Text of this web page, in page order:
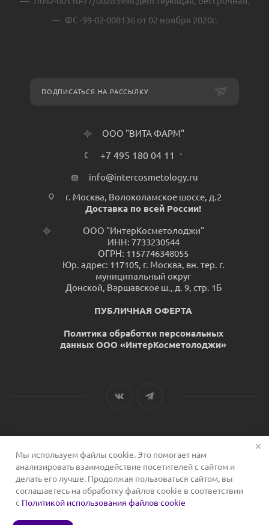
ФС -99-02-008136 от 02 ноября 2020г.
ПОДПИСАТЬСЯ НА РАССЫЛКУ
ООО "ВИТА ФАРМ"
+7 495 180 04 11
info@intercosmetology.ru
г. Москва, Волоколамское шоссе, д.2
Доставка по всей России!
ООО "ИнтерКосметолоджи"
ИНН: 7733230544
ОГРН: 1157746348055
Юр. адрес: 117105, г. Москва, вн. тер. г.
муниципальный округ
Донской, Варшавское ш., д. 9, стр. 1Б
ПУБЛИЧНАЯ ОФЕРТА
Политика обработки персональных
данных ООО «ИнтерКосметолоджи»
2026 © Сервис для косметологов
Мы используем файлы cookie. Это помогает нам
анализировать взаимодействие посетителей с сайтом и
делать его лучше. Продолжая пользоваться сайтом, вы
соглашаетесь на обработку файлов cookie в соответствии
с Политикой использования файлов cookie